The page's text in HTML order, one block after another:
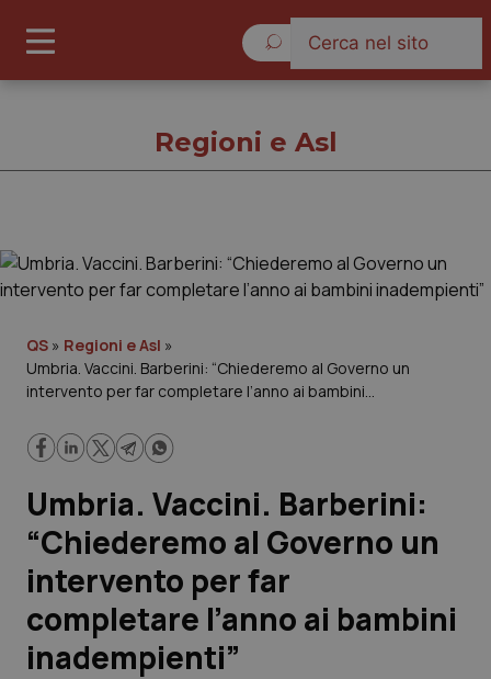
Governo e Parlamento
Regioni e Asl
Lavoro e Professioni
Scienza e Farmaci
Studi e Analisi
Lettere al direttore
Regioni e Asl
QS » Regioni e Asl »
Umbria. Vaccini. Barberini: “Chiederemo al Governo un
intervento per far completare l’anno ai bambini
Umbria. Vaccini. Barberini:
“Chiederemo al Governo un
intervento per far
completare l’anno ai bambini
inadempienti”